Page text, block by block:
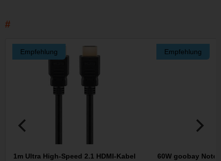
Empfehlung
1m Ultra High-Speed 2.1 HDMI-Kabel
Empfehlung
60W goobay